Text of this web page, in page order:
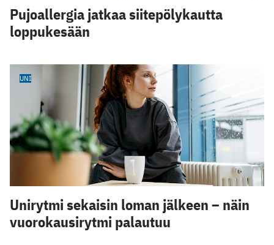
Pujoallergia jatkaa siitepölykautta
loppukesään
UNI
Unirytmi sekaisin loman jälkeen – näin
vuorokausirytmi palautuu